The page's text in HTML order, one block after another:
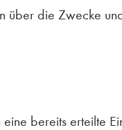
über die Zwecke
bereits erteilte